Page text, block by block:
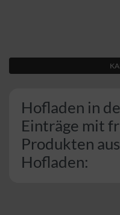
Hofladen in
Einträge mit
Produkten
Hofladen: